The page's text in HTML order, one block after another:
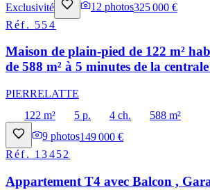
Exclusivité
12 photos325 000 €
Réf. 554
Maison de plain-pied de 122 m²
de 588 m² à 5 minutes de la
PIERRELATTE
122 m²
5 p. 4 ch.
588 m²
9 photos149 000 €
Réf. 13452
Appartement T4 avec Balcon ,